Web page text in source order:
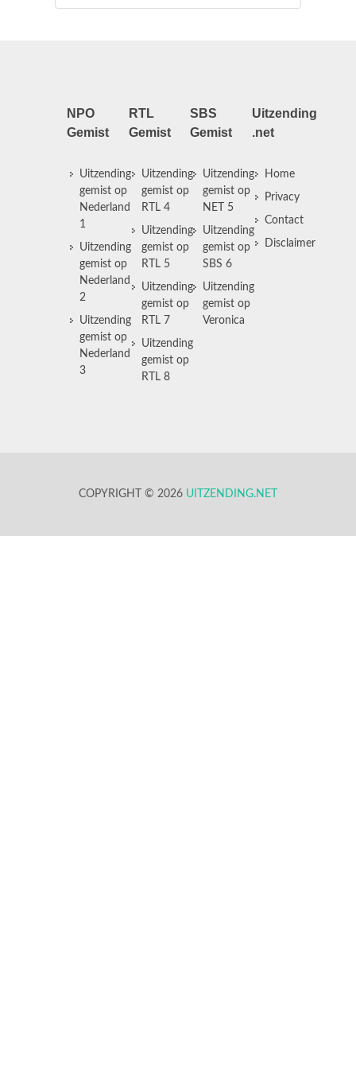
NPO
Gemist
Uitzending
gemist op
Nederland
1
Uitzending
gemist op
Nederland
2
Uitzending
gemist op
Nederland
3
RTL
Gemist
Uitzending
gemist op
RTL 4
Uitzending
gemist op
RTL 5
Uitzending
gemist op
RTL 7
Uitzending
gemist op
RTL 8
SBS
Gemist
Uitzending
gemist op
NET 5
Uitzending
gemist op
SBS 6
Uitzending
gemist op
Veronica
Uitzending
.net
Home
Privacy
Contact
Disclaimer
COPYRIGHT © 2026 UITZENDING.NET